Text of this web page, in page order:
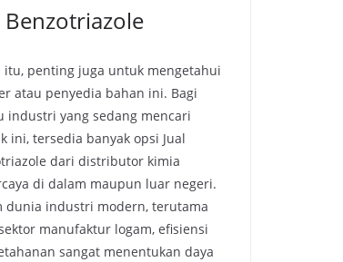
Benzotriazole
itu, penting juga untuk mengetahui
atau penyedia bahan ini. Bagi
industri yang sedang mencari
ini, tersedia banyak opsi Jual
dari distributor kimia
di dalam maupun luar negeri.
dunia industri modern, terutama
manufaktur logam, efisiensi
sangat menentukan daya